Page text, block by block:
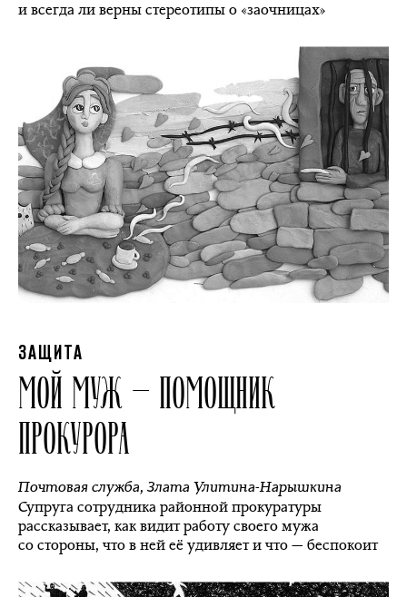
и всегда ли верны стереотипы о «заочницах»
ЗАЩИТА
МОЙ МУЖ — ПОМОЩНИК
ПРОКУРОРА
Почтовая служба,Злата Улитина-Нарышкина
Супруга сотрудника районной прокуратуры
рассказывает, как видит работу своего мужа
со стороны, что в ней её удивляет и что — беспокоит